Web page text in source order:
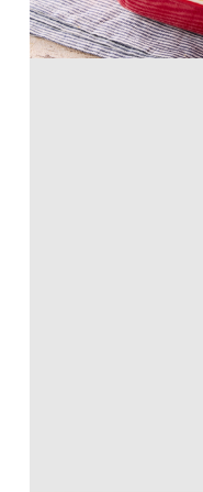
油・オリーブオイル